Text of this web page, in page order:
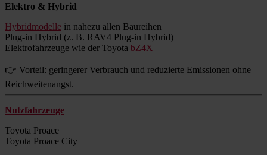
Elektro & Hybrid
Hybridmodelle in nahezu allen Baureihen
Plug-in Hybrid (z. B. RAV4 Plug-in Hybrid)
Elektrofahrzeuge wie der Toyota bZ4X
👉 Vorteil: geringerer Verbrauch und reduzierte Emissionen ohne
Reichweitenangst.
Nutzfahrzeuge
Toyota Proace
Toyota Proace City